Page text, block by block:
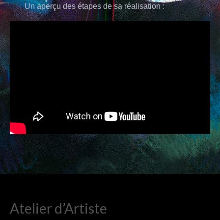
PAPIERS BAVARDS
Un aperçu des étapes de sa réalisation :
Atelier d’Artiste